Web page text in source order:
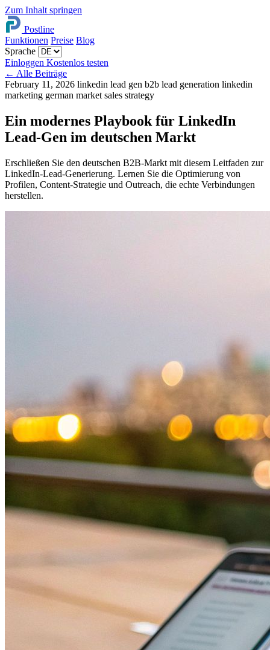
Zum Inhalt springen
Postline
Funktionen Preise Blog
Sprache
Einloggen Kostenlos testen
← Alle Beiträge
February 11, 2026 linkedin lead gen b2b lead generation linkedin
marketing german market sales strategy
Ein modernes Playbook für LinkedIn
Lead-Gen im deutschen Markt
Erschließen Sie den deutschen B2B-Markt mit diesem Leitfaden zur
LinkedIn-Lead-Generierung. Lernen Sie die Optimierung von
Profilen, Content-Strategie und Outreach, die echte Verbindungen
herstellen.